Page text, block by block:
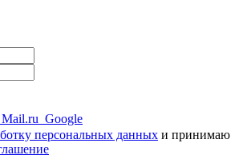
Mail.ru Google
персональных данных и принимаю